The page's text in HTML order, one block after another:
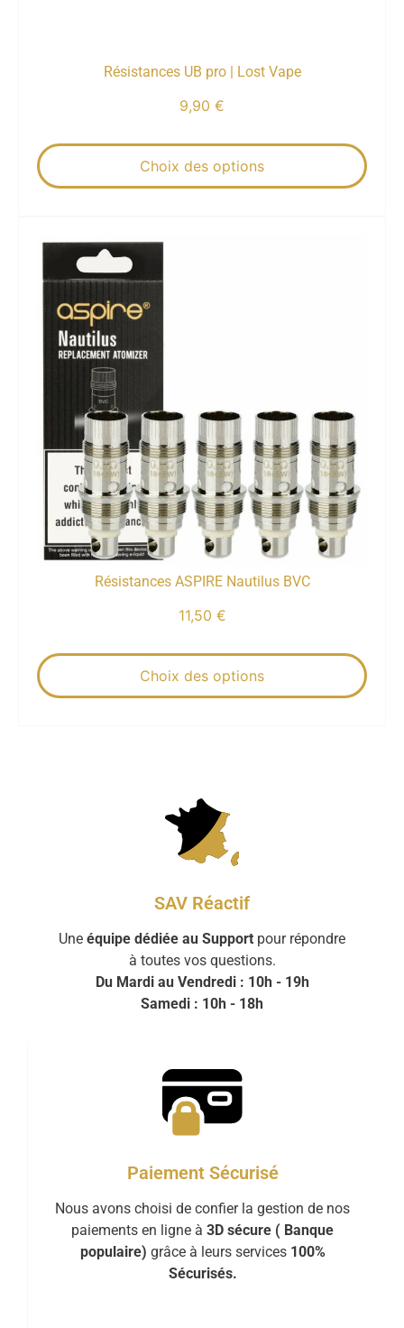
Résistances UB pro | Lost Vape
9,90 €
Choix des options
Résistances ASPIRE Nautilus BVC
11,50 €
Choix des options
SAV Réactif
Une équipe dédiée au Support pour répondre
à toutes vos questions.
Du Mardi au Vendredi : 10h - 19h
Samedi : 10h - 18h
Paiement Sécurisé
Nous avons choisi de confier la gestion de nos
paiements en ligne à 3D sécure ( Banque
populaire) grâce à leurs services 100%
Sécurisés.